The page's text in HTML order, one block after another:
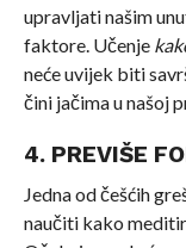
upravljati našim
faktore. Učenje
neće uvijek biti
čini jačima u našoj
4. PREVIŠE
Jedna od češćih
naučiti kako